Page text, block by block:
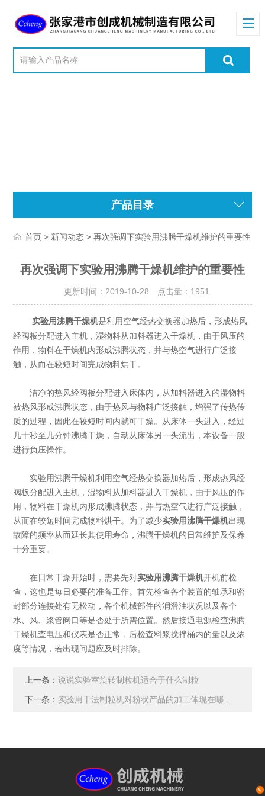
产品目录
首页 > 新闻动态 > 再次强调下实验用沸腾干燥机维护的重要性
再次强调下实验用沸腾干燥机维护的重要性
更新时间：2019-10-28 点击量： 1951
实验用沸腾干燥机是利用空气经热交换器加热后，形成热风
经阀板分配进入主机，湿物料从加料器进入干燥机，由于风压的
作用，物料在干燥机内形成沸腾状态，并与热空气进行广泛接
触，从而在较短时间完成物料烘干。
洁净的热风经阀板分配进入床体内，从加料器进入的湿物料
被热风形成沸腾状态，由于热风与物料广泛接触，增强了传热传
质的过程，因此在较短时间内就可干燥。从床体一头进入，经过
几十秒至几分钟沸腾干燥，自动从床体另一头流出，本设备一般
进行负压操作。
实验用沸腾干燥机利用空气经热交换器加热后，形成热风经
阀板分配进入主机，湿物料从加料器进入干燥机，由于风压的作
用，物料在干燥机内形成沸腾状态，并与热空气进行广泛接触，
从而在较短时间完成物料烘干。为了减少实验用沸腾干燥机出现
故障的频率从而延长其使用寿命，沸腾干燥机的日常维护及保养
十分重要。
在日常干燥开始时，需要先对实验用沸腾干燥机开机前检
查，这也是每日必要的准备工作。首先检查各个装置的轴承和密
封部分连接处有无松动，各个机械部件的润滑油状况以及各个
水、风、浆管阀口等是否处于所需位置。然后接通电源检查沸腾
干燥机查电压和仪表是否正常，后检查料浆搅拌桶内的量以及浓
度等情况，若出现问题应及时排除。
上一条：说说实验室旋转制粒机适合于什么制粒
下一条： 实验用干法制粒机对粉状产品的加工体现在哪三大方面